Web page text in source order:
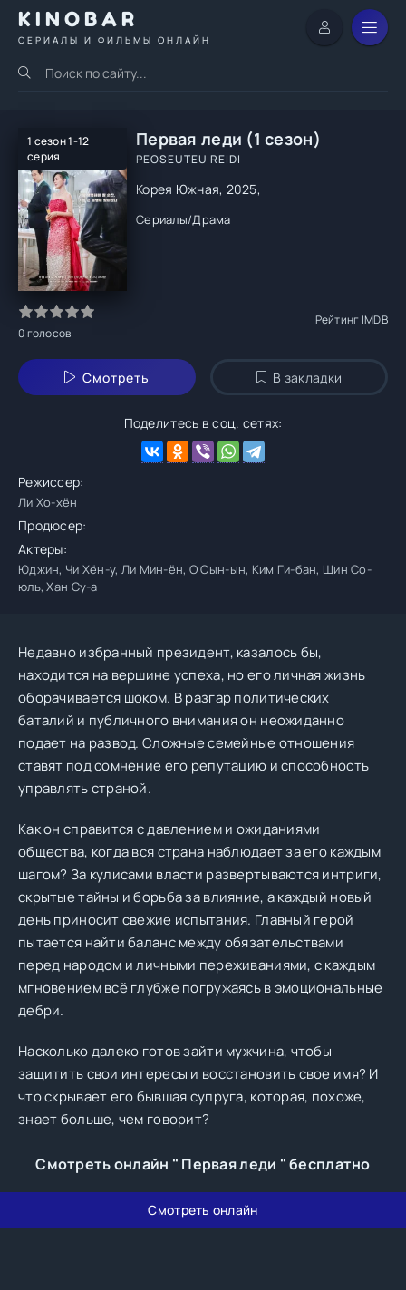
KINOBAR
СЕРИАЛЫ И ФИЛЬМЫ ОНЛАЙН
1 сезон 1-12
серия
Первая леди (1 сезон)
PEOSEUTEU REIDI
Корея Южная, 2025,
Сериалы/Драма
0голосов
Рейтинг IMDB
Смотреть В закладки
Поделитесь в соц. сетях:
Режиссер:
Ли Хо-хён
Продюсер:
Актеры:
Юджин, Чи Хён-у, Ли Мин-ён, О Сын-ын, Ким Ги-бан, Щин Со-
юль, Хан Су-а
Недавно избранный президент, казалось бы,
находится на вершине успеха, но его личная жизнь
оборачивается шоком. В разгар политических
баталий и публичного внимания он неожиданно
подает на развод. Сложные семейные отношения
ставят под сомнение его репутацию и способность
управлять страной.
Как он справится с давлением и ожиданиями
общества, когда вся страна наблюдает за его каждым
шагом? За кулисами власти развертываются интриги,
скрытые тайны и борьба за влияние, а каждый новый
день приносит свежие испытания. Главный герой
пытается найти баланс между обязательствами
перед народом и личными переживаниями, с каждым
мгновением всё глубже погружаясь в эмоциональные
дебри.
Насколько далеко готов зайти мужчина, чтобы
защитить свои интересы и восстановить свое имя? И
что скрывает его бывшая супруга, которая, похоже,
знает больше, чем говорит?
Смотреть онлайн " Первая леди " бесплатно
Смотреть онлайн